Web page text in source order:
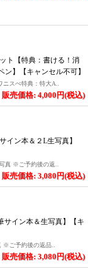
ト【特典：書ける！消
】【キャンセル不可】
ニスぺ特典：特大A..
販売価格: 4,000円(税込)
イン本＆２L生写真】
真 ※ご予約後の返..
販売価格: 3,080円(税込)
サイン本＆生写真】【キ
※ご予約後の返品..
販売価格: 3,080円(税込)